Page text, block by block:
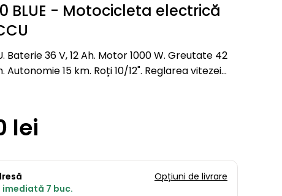
BLUE - Motocicleta electrică
Baterie 36 V, 12 Ah. Motor 1000 W. Greutate 42
Autonomie 15 km. Roți 10/12". Reglarea vitezei
lei
imediată 7 buc.
Opțiuni de livrare